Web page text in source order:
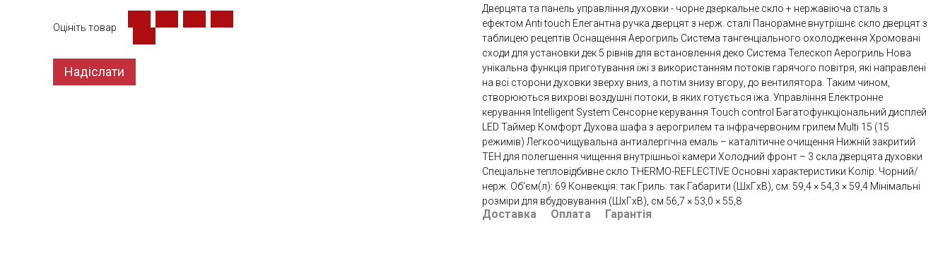
Оцініть товар
Надіслати
Дверцята та панель управління духовки - чорне дзеркальне скло + нержавіюча сталь з
ефектом Anti touch Елегантна ручка дверцят з нерж. сталі Панорамне внутрішнє скло дверцят з
таблицею рецептів Оснащення Аерогриль Система тангенціального охолодження Хромовані
сходи для установки дек 5 рівнів для встановлення деко Система Телескоп Аерогриль Нова
унікальна функція приготування їжі з використанням потоків гарячого повітря, які направлені
на всі сторони духовки зверху вниз, а потім знизу вгору, до вентилятора. Таким чином,
створюються вихрові воздушні потоки, в яких готується їжа. Управління Електронне
керування Intelligent System Сенсорне керування Touch control Багатофункціональний дисплей
LED Таймер Комфорт Духова шафа з аерогрилем та інфрачервоним грилем Multi 15 (15
режимів) Легкоочищувальна антиалергічна емаль – каталітичне очищення Нижній закритий
ТЕН для полегшення чищення внутрішньої камери Холодний фронт – 3 скла дверцята духовки
Спеціальне тепловідбивне скло THERMO-REFLECTIVE Основні характеристики Колір: Чорний/
нерж. Об'єм(л): 69 Конвекція: так Гриль: так Габарити (ШxГxВ), см: 59,4 × 54,3 × 59,4 Мінімальні
розміри для вбудовування (ШxГxВ), см 56,7 × 53,0 × 55,8
Доставка Оплата Гарантія